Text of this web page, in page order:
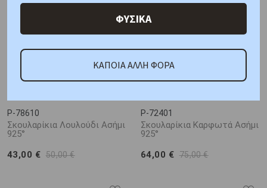
P-78610
Σκουλαρίκια Λουλούδι Ασήμι
925°
43,00 € 50,00 €
P-72401
Σκουλαρίκια Καρφωτά Ασήμι
925°
64,00 € 75,00 €
ΦΥΣΙΚΑ
ΚΑΠΟΙΑ ΑΛΛΗ ΦΟΡΑ